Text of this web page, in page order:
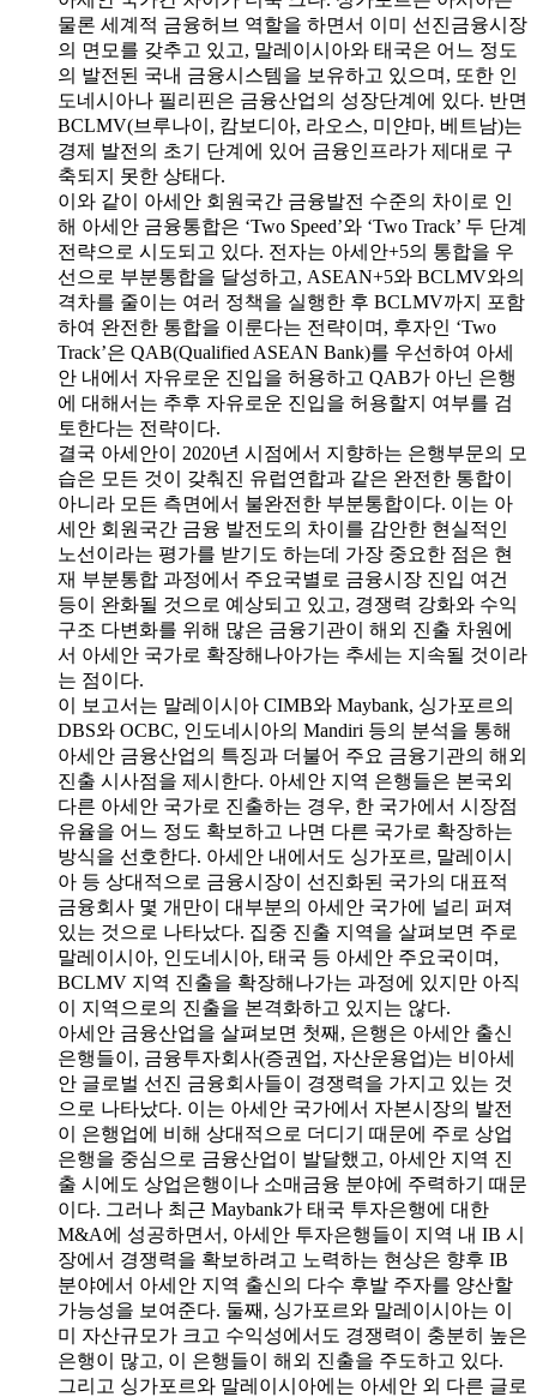
물론 세계적 금융허브 역할을 하면서 이미 선진금융시장
의 면모를 갖추고 있고, 말레이시아와 태국은 어느 정도
의 발전된 국내 금융시스템을 보유하고 있으며, 또한 인
도네시아나 필리핀은 금융산업의 성장단계에 있다. 반면
BCLMV(브루나이, 캄보디아, 라오스, 미얀마, 베트남)는
경제 발전의 초기 단계에 있어 금융인프라가 제대로 구
축되지 못한 상태다.
이와 같이 아세안 회원국간 금융발전 수준의 차이로 인
해 아세안 금융통합은 ‘Two Speed’와 ‘Two Track’ 두 단계
전략으로 시도되고 있다. 전자는 아세안+5의 통합을 우
선으로 부분통합을 달성하고, ASEAN+5와 BCLMV와의
격차를 줄이는 여러 정책을 실행한 후 BCLMV까지 포함
하여 완전한 통합을 이룬다는 전략이며, 후자인 ‘Two
Track’은 QAB(Qualified ASEAN Bank)를 우선하여 아세
안 내에서 자유로운 진입을 허용하고 QAB가 아닌 은행
에 대해서는 추후 자유로운 진입을 허용할지 여부를 검
토한다는 전략이다.
결국 아세안이 2020년 시점에서 지향하는 은행부문의 모
습은 모든 것이 갖춰진 유럽연합과 같은 완전한 통합이
아니라 모든 측면에서 불완전한 부분통합이다. 이는 아
세안 회원국간 금융 발전도의 차이를 감안한 현실적인
노선이라는 평가를 받기도 하는데 가장 중요한 점은 현
재 부분통합 과정에서 주요국별로 금융시장 진입 여건
등이 완화될 것으로 예상되고 있고, 경쟁력 강화와 수익
구조 다변화를 위해 많은 금융기관이 해외 진출 차원에
서 아세안 국가로 확장해나아가는 추세는 지속될 것이라
는 점이다.
이 보고서는 말레이시아 CIMB와 Maybank, 싱가포르의
DBS와 OCBC, 인도네시아의 Mandiri 등의 분석을 통해
아세안 금융산업의 특징과 더불어 주요 금융기관의 해외
진출 시사점을 제시한다. 아세안 지역 은행들은 본국외
다른 아세안 국가로 진출하는 경우, 한 국가에서 시장점
유율을 어느 정도 확보하고 나면 다른 국가로 확장하는
방식을 선호한다. 아세안 내에서도 싱가포르, 말레이시
아 등 상대적으로 금융시장이 선진화된 국가의 대표적
금융회사 몇 개만이 대부분의 아세안 국가에 널리 퍼져
있는 것으로 나타났다. 집중 진출 지역을 살펴보면 주로
말레이시아, 인도네시아, 태국 등 아세안 주요국이며,
BCLMV 지역 진출을 확장해나가는 과정에 있지만 아직
이 지역으로의 진출을 본격화하고 있지는 않다.
아세안 금융산업을 살펴보면 첫째, 은행은 아세안 출신
은행들이, 금융투자회사(증권업, 자산운용업)는 비아세
안 글로벌 선진 금융회사들이 경쟁력을 가지고 있는 것
으로 나타났다. 이는 아세안 국가에서 자본시장의 발전
이 은행업에 비해 상대적으로 더디기 때문에 주로 상업
은행을 중심으로 금융산업이 발달했고, 아세안 지역 진
출 시에도 상업은행이나 소매금융 분야에 주력하기 때문
이다. 그러나 최근 Maybank가 태국 투자은행에 대한
M&A에 성공하면서, 아세안 투자은행들이 지역 내 IB 시
장에서 경쟁력을 확보하려고 노력하는 현상은 향후 IB
분야에서 아세안 지역 출신의 다수 후발 주자를 양산할
가능성을 보여준다. 둘째, 싱가포르와 말레이시아는 이
미 자산규모가 크고 수익성에서도 경쟁력이 충분히 높은
은행이 많고, 이 은행들이 해외 진출을 주도하고 있다.
그리고 싱가포르와 말레이시아에는 아세안 외 다른 글로